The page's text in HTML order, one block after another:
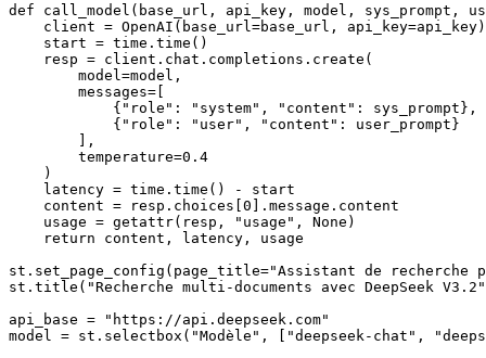
def call_model(base_url, api_key, model, sys_prompt,
    client = OpenAI(base_url=base_url, api_key=api_key)
    start = time.time()
    resp = client.chat.completions.create(
        model=model,
        messages=[
            {"role": "system", "content": sys_prompt},
            {"role": "user", "content": user_prompt}
        ],
        temperature=0.4
    )
    latency = time.time() - start
    content = resp.choices[0].message.content
    usage = getattr(resp, "usage", None)
    return content, latency, usage
st.set_page_config(page_title="Assistant de recherche
st.title("Recherche multi-documents avec DeepSeek
api_base = "https://api.deepseek.com"
model = st.selectbox("Modèle", ["deepseek-chat",